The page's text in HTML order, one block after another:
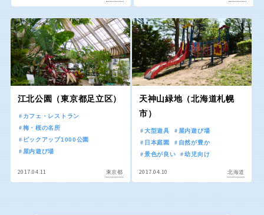
高知
九州・沖縄
福岡 佐賀
江北公園（東京都足立区）
カフェ・レストラン
梅・桜の名所
ピックアップ1000公園
屋内遊び場
2017.04.11 東京都
天神山緑地（北海道札幌
市）
大型遊具
屋内遊び場
日本庭園
自然が豊か
景色が良い
幼児向け
2017.04.10 北海道